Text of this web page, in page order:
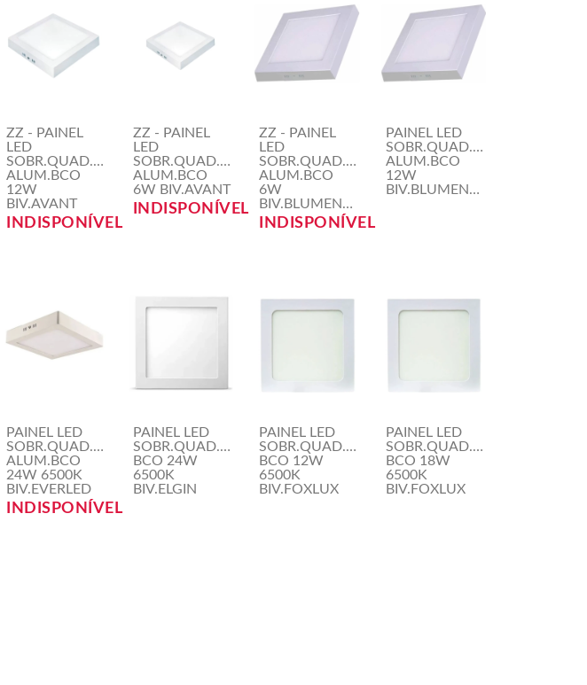
ZZ - PAINEL
LED
SOBR.QUAD.17CM
ALUM.BCO
12W
BIV.AVANT
INDISPONÍVEL
ZZ - PAINEL
LED
SOBR.QUAD.12CM
ALUM.BCO
6W BIV.AVANT
INDISPONÍVEL
ZZ - PAINEL
LED
SOBR.QUAD.12CM
ALUM.BCO
6W
BIV.BLUMENAU
INDISPONÍVEL
PAINEL LED
SOBR.QUAD.17CM
ALUM.BCO
12W
BIV.BLUMENAU
PAINEL LED
SOBR.QUAD.30CM
ALUM.BCO
24W 6500K
BIV.EVERLED
INDISPONÍVEL
PAINEL LED
SOBR.QUAD.30CM
BCO 24W
6500K
BIV.ELGIN
PAINEL LED
SOBR.QUAD.17CM
BCO 12W
6500K
BIV.FOXLUX
PAINEL LED
SOBR.QUAD.22CM
BCO 18W
6500K
BIV.FOXLUX